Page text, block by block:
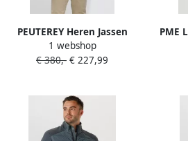
PEUTEREY Heren Jassen
Kyarr Donkerblauw
1 webshop
€ 380,- € 227,99
PME